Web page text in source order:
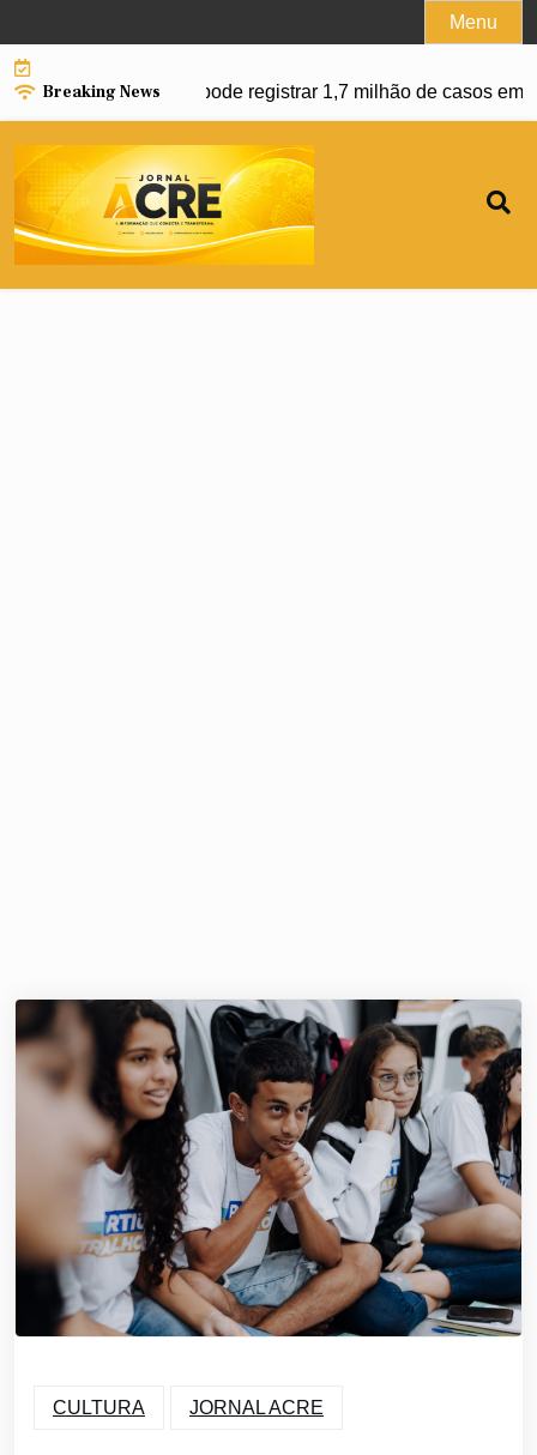
to
content
Menu
Breaking News
dengue e Brasil pode registrar 1,7 milhão de casos em
CULTURA JORNAL ACRE